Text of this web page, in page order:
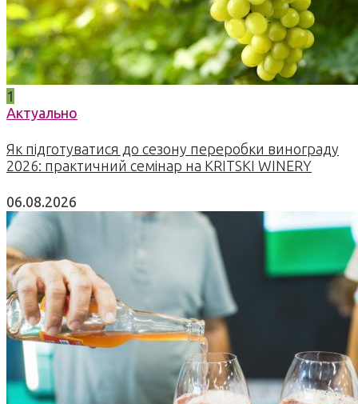
1
Актуально
Як підготуватися до сезону переробки винограду
2026: практичний семінар на KRITSKI WINERY
06.08.2026